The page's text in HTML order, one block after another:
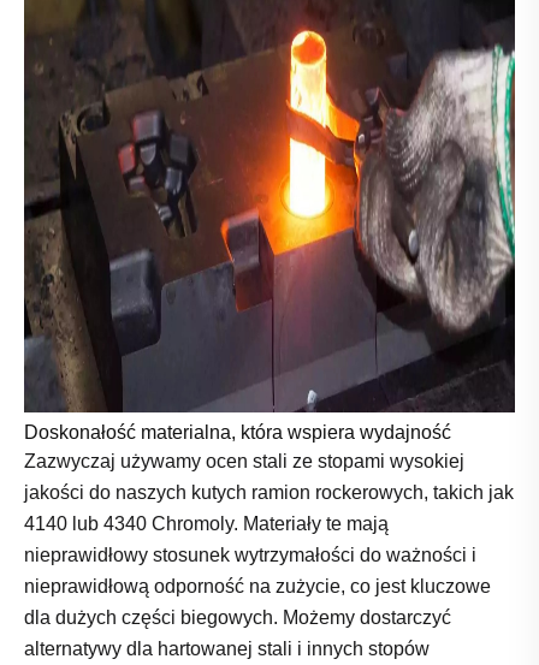
Doskonałość materialna, która wspiera wydajność
Zazwyczaj używamy ocen stali ze stopami wysokiej
jakości do naszych kutych ramion rockerowych, takich jak
4140 lub 4340 Chromoly. Materiały te mają
nieprawidłowy stosunek wytrzymałości do ważności i
nieprawidłową odporność na zużycie, co jest kluczowe
dla dużych części biegowych. Możemy dostarczyć
alternatywy dla hartowanej stali i innych stopów